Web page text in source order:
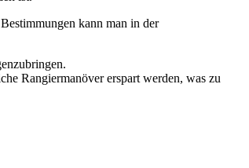
kann man in der
Rangiermanöver erspart werden, was zu